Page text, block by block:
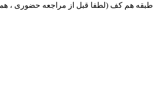
نشانی بخش انفورماتیک ایران بابکت : میدان حر . خ امام خمینی . خیابان کمالی . خیابان اسکندری جنوبی اول خیابان مرتضوی